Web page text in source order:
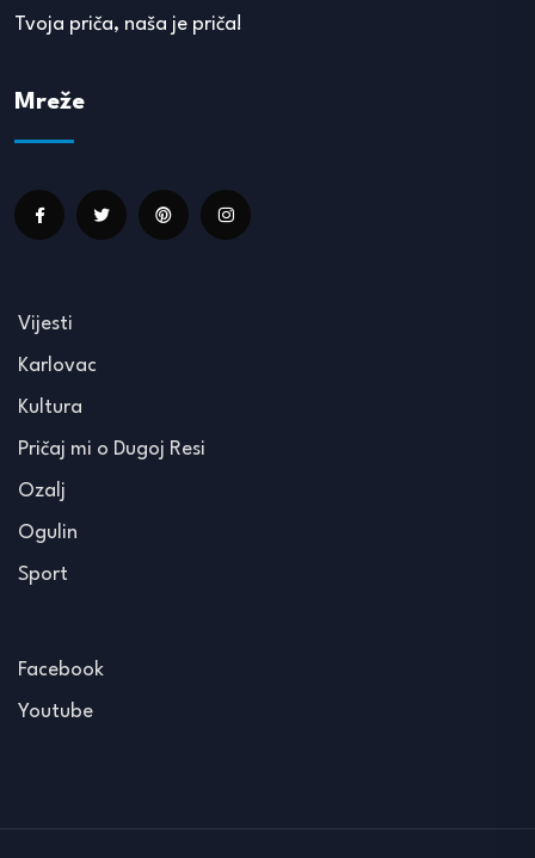
Tvoja priča, naša je priča!
Mreže
Vijesti
Karlovac
Kultura
Pričaj mi o Dugoj Resi
Ozalj
Ogulin
Sport
Facebook
Youtube